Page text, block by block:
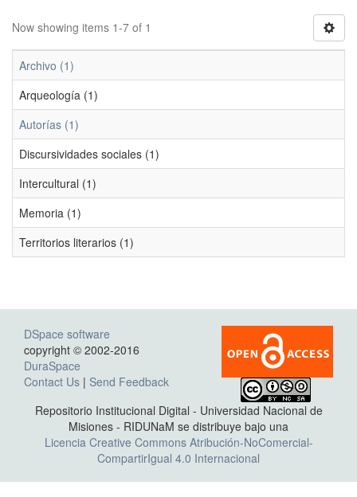
Now showing items 1-7 of 1
Archivo (1)
Arqueología (1)
Autorías (1)
Discursividades sociales (1)
Intercultural (1)
Memoria (1)
Territorios literarios (1)
DSpace software
copyright © 2002-2016
DuraSpace
Contact Us | Send Feedback
Repositorio Institucional Digital - Universidad Nacional de
Misiones - RIDUNaM se distribuye bajo una
Licencia Creative Commons Atribución-NoComercial-
CompartirIgual 4.0 Internacional